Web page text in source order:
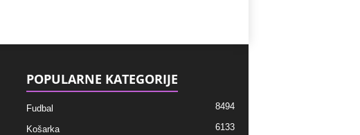
POPULARNE KATEGORIJE
Fudbal 8494
Košarka 6133